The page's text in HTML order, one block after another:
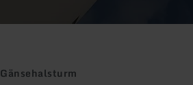
Gänsehalsturm